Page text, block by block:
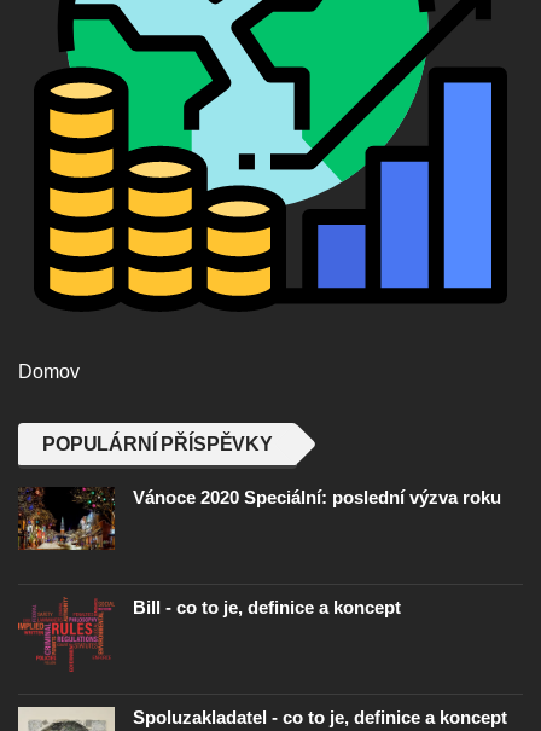
Domov
POPULÁRNÍ PŘÍSPĚVKY
Vánoce 2020 Speciální: poslední výzva roku
Bill - co to je, definice a koncept
Spoluzakladatel - co to je, definice a koncept